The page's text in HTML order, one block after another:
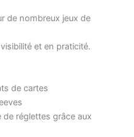
de nombreux jeux de
et en praticité.
de cartes
réglettes grâce aux